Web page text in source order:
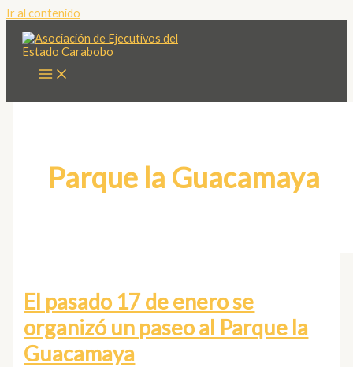
Ir al contenido
Parque la Guacamaya
El pasado 17 de enero se
organizó un paseo al Parque la
Guacamaya